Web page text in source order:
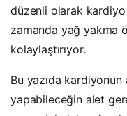
düzenli olarak kardiyo
zamanda yağ yakma
kolaylaştırıyor.
Bu yazıda kardiyonun
yapabileceğin alet